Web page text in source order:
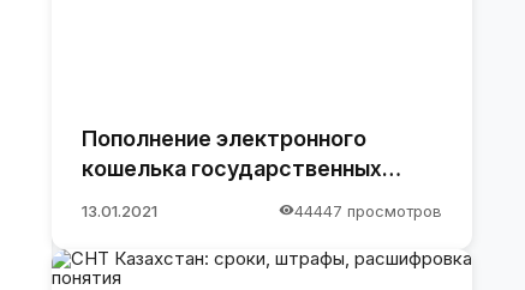
Пополнение электронного
кошелька государственных
13.01.2021 44447 просмотров